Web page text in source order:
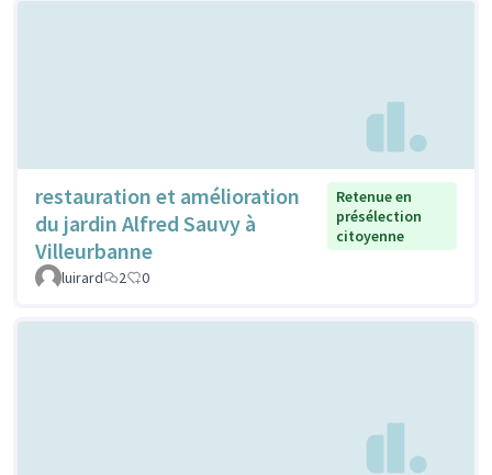
restauration et amélioration
du jardin Alfred Sauvy à
Villeurbanne
Retenue en
présélection
citoyenne
luirard 2 0